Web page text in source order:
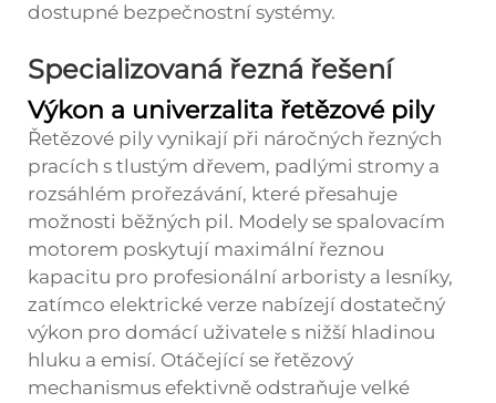
dostupné bezpečnostní systémy.
Specializovaná řezná řešení
Výkon a univerzalita řetězové pily
Řetězové pily vynikají při náročných řezných
pracích s tlustým dřevem, padlými stromy a
rozsáhlém prořezávání, které přesahuje
možnosti běžných pil. Modely se spalovacím
motorem poskytují maximální řeznou
kapacitu pro profesionální arboristy a lesníky,
zatímco elektrické verze nabízejí dostatečný
výkon pro domácí uživatele s nižší hladinou
hluku a emisí. Otáčející se řetězový
mechanismus efektivně odstraňuje velké